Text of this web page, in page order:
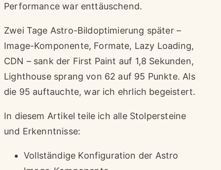
Performance war enttäuschend.
Zwei Tage Astro-Bildoptimierung später –
Image-Komponente, Formate, Lazy Loading,
CDN – sank der First Paint auf 1,8 Sekunden,
Lighthouse sprang von 62 auf 95 Punkte. Als
die 95 auftauchte, war ich ehrlich begeistert.
In diesem Artikel teile ich alle Stolpersteine
und Erkenntnisse:
Vollständige Konfiguration der Astro